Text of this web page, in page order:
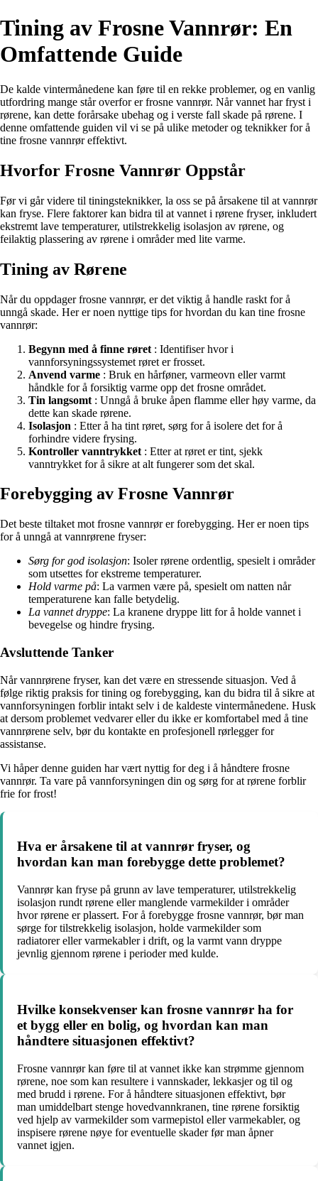
Tining av Frosne Vannrør: En
Omfattende Guide
De kalde vintermånedene kan føre til en rekke problemer, og en vanlig
utfordring mange står overfor er frosne vannrør. Når vannet har fryst i
rørene, kan dette forårsake ubehag og i verste fall skade på rørene. I
denne omfattende guiden vil vi se på ulike metoder og teknikker for å
tine frosne vannrør effektivt.
Hvorfor Frosne Vannrør Oppstår
Før vi går videre til tiningsteknikker, la oss se på årsakene til at vannrør
kan fryse. Flere faktorer kan bidra til at vannet i rørene fryser, inkludert
ekstremt lave temperaturer, utilstrekkelig isolasjon av rørene, og
feilaktig plassering av rørene i områder med lite varme.
Tining av Rørene
Når du oppdager frosne vannrør, er det viktig å handle raskt for å
unngå skade. Her er noen nyttige tips for hvordan du kan tine frosne
vannrør:
Begynn med å finne røret : Identifiser hvor i
vannforsyningssystemet røret er frosset.
Anvend varme : Bruk en hårføner, varmeovn eller varmt
håndkle for å forsiktig varme opp det frosne området.
Tin langsomt : Unngå å bruke åpen flamme eller høy varme, da
dette kan skade rørene.
Isolasjon : Etter å ha tint røret, sørg for å isolere det for å
forhindre videre frysing.
Kontroller vanntrykket : Etter at røret er tint, sjekk
vanntrykket for å sikre at alt fungerer som det skal.
Forebygging av Frosne Vannrør
Det beste tiltaket mot frosne vannrør er forebygging. Her er noen tips
for å unngå at vannrørene fryser:
Sørg for god isolasjon: Isoler rørene ordentlig, spesielt i områder
som utsettes for ekstreme temperaturer.
Hold varme på: La varmen være på, spesielt om natten når
temperaturene kan falle betydelig.
La vannet dryppe: La kranene dryppe litt for å holde vannet i
bevegelse og hindre frysing.
Avsluttende Tanker
Når vannrørene fryser, kan det være en stressende situasjon. Ved å
følge riktig praksis for tining og forebygging, kan du bidra til å sikre at
vannforsyningen forblir intakt selv i de kaldeste vintermånedene. Husk
at dersom problemet vedvarer eller du ikke er komfortabel med å tine
vannrørene selv, bør du kontakte en profesjonell rørlegger for
assistanse.
Vi håper denne guiden har vært nyttig for deg i å håndtere frosne
vannrør. Ta vare på vannforsyningen din og sørg for at rørene forblir
frie for frost!
Hva er årsakene til at vannrør fryser, og
hvordan kan man forebygge dette problemet?
Vannrør kan fryse på grunn av lave temperaturer, utilstrekkelig
isolasjon rundt rørene eller manglende varmekilder i områder
hvor rørene er plassert. For å forebygge frosne vannrør, bør man
sørge for tilstrekkelig isolasjon, holde varmekilder som
radiatorer eller varmekabler i drift, og la varmt vann dryppe
jevnlig gjennom rørene i perioder med kulde.
Hvilke konsekvenser kan frosne vannrør ha for
et bygg eller en bolig, og hvordan kan man
håndtere situasjonen effektivt?
Frosne vannrør kan føre til at vannet ikke kan strømme gjennom
rørene, noe som kan resultere i vannskader, lekkasjer og til og
med brudd i rørene. For å håndtere situasjonen effektivt, bør
man umiddelbart stenge hovedvannkranen, tine rørene forsiktig
ved hjelp av varmekilder som varmepistol eller varmekabler, og
inspisere rørene nøye for eventuelle skader før man åpner
vannet igjen.